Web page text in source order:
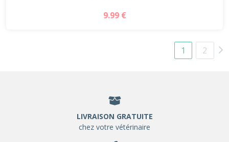
9.99 €
1 2
LIVRAISON GRATUITE
chez votre vétérinaire